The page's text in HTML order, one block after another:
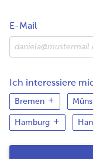
E-Mail
Ich interessiere
Bremen
Hamburg